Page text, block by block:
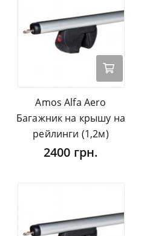
Amos Alfa Aero
Багажник на крышу на
рейлинги (1,2м)
2400 грн.